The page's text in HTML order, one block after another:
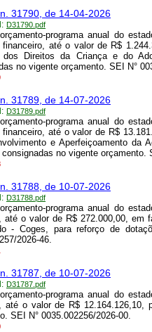
31790, de 14-04-2026
D31790.pdf
programa anual do
financeiro, até o valor de R$
dos Direitos da Criança e do
no vigente orçamento. SEI N°
31789, de 14-07-2026
D31789.pdf
programa anual do
financeiro, até o valor de R$
e Aperfeiçoamento da
no vigente orçamento.
31788, de 10-07-2026
D31788.pdf
programa anual do
até o valor de R$ 272.000,00, em
- Coges, para reforço de
2026-46.
31787, de 10-07-2026
D31787.pdf
programa anual do
até o valor de R$ 12.164.126,10,
SEI N° 0035.002256/2026-00.